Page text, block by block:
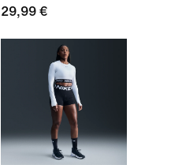
29,99 €